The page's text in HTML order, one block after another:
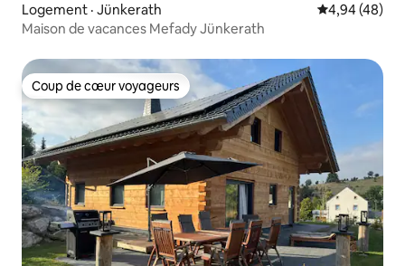
Logement · Jünkerath Note
4,94 (48)
Maison de vacances Mefady Jünkerath
Coup de cœur voyageurs
Coup de cœur voyageurs